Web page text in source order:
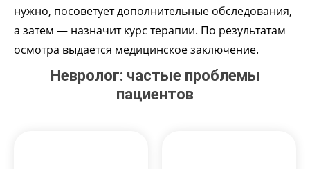
нужно, посоветует дополнительные обследования,
а затем — назначит курс терапии. По результатам
осмотра выдается медицинское заключение.
Невролог: частые проблемы
пациентов